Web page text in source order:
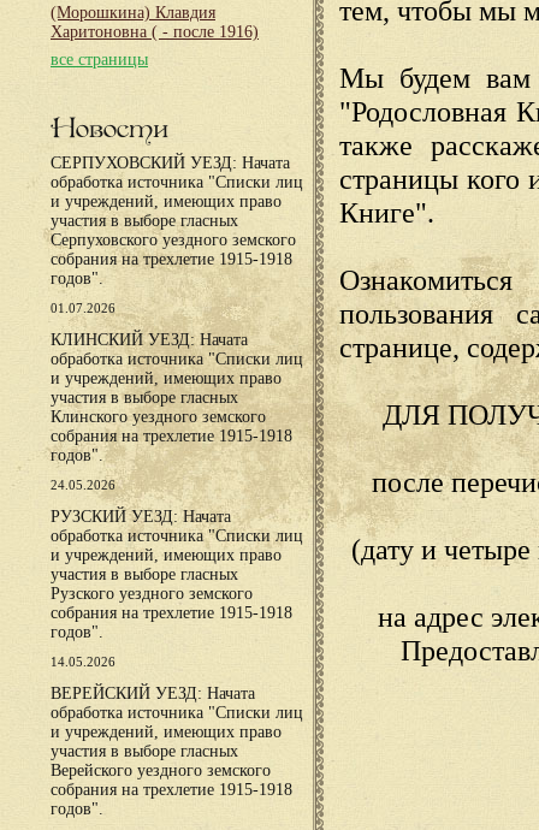
(Морошкина) Клавдия
Харитоновна ( - после 1916)
все страницы
Новости
СЕРПУХОВСКИЙ УЕЗД: Начата
обработка источника "Списки лиц
и учреждений, имеющих право
участия в выборе гласных
Серпуховского уездного земского
собрания на трехлетие 1915-1918
годов".
01.07.2026
КЛИНСКИЙ УЕЗД: Начата
обработка источника "Списки лиц
и учреждений, имеющих право
участия в выборе гласных
Клинского уездного земского
собрания на трехлетие 1915-1918
годов".
24.05.2026
РУЗСКИЙ УЕЗД: Начата
обработка источника "Списки лиц
и учреждений, имеющих право
участия в выборе гласных
Рузского уездного земского
собрания на трехлетие 1915-1918
годов".
14.05.2026
ВЕРЕЙСКИЙ УЕЗД: Начата
обработка источника "Списки лиц
и учреждений, имеющих право
участия в выборе гласных
Верейского уездного земского
собрания на трехлетие 1915-1918
годов".
тем, чтобы мы
Мы будем вам
"Родословная
также
страницы кого
Книге".
пользования
странице,
ДЛЯ
после
(дату и
на адрес